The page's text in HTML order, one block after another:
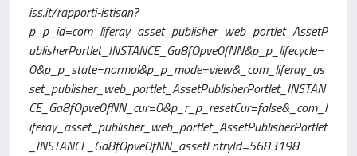
iss.it/rapporti-istisan?
p_p_id=com_liferay_asset_publisher_web_portlet_AssetP
ublisherPortlet_INSTANCE_Ga8fOpve0fNN&p_p_lifecycle=
0&p_p_state=normal&p_p_mode=view&_com_liferay_as
set_publisher_web_portlet_AssetPublisherPortlet_INSTAN
CE_Ga8fOpve0fNN_cur=0&p_r_p_resetCur=false&_com_l
iferay_asset_publisher_web_portlet_AssetPublisherPortlet
_INSTANCE_Ga8fOpve0fNN_assetEntryId=5683198